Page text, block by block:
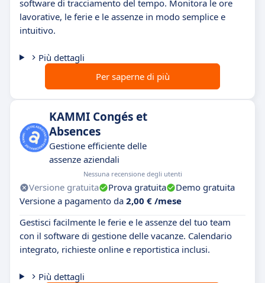
software di tracciamento del tempo. Monitora le ore
lavorative, le ferie e le assenze in modo semplice e
intuitivo.
Più dettagli
Per saperne di più
KAMMI Congés et
Absences
Gestione efficiente delle
assenze aziendali
Nessuna recensione degli utenti
Versione gratuita Prova gratuita
Demo gratuita
Versione a pagamento da 2,00 € /mese
Gestisci facilmente le ferie e le assenze del tuo team
con il software di gestione delle vacanze. Calendario
integrato, richieste online e reportistica inclusi.
Più dettagli